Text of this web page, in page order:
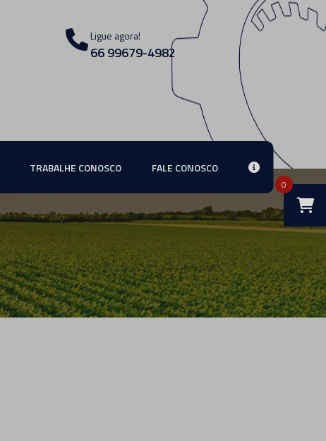
Ligue agora!
66 99679-4982
TRABALHE CONOSCO FALE CONOSCO
0